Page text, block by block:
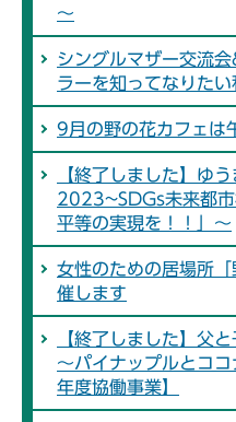
～
シングルマザー交流
ラーを知ってなりたい
9月の野の花カフェは
【終了しました】ゆ
2023~SDGs未来都市
平等の実現を！！」～
女性のための居場所
催します
【終了しました】父
～パイナップルとコ
年度協働事業】